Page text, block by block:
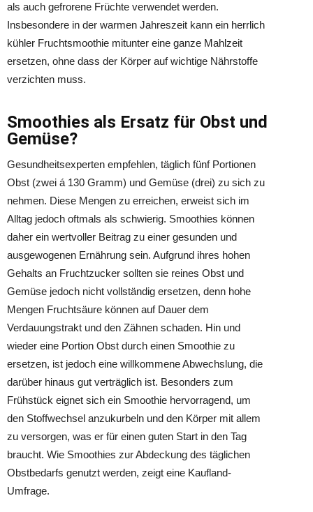
als auch gefrorene Früchte verwendet werden.
Insbesondere in der warmen Jahreszeit kann ein herrlich
kühler Fruchtsmoothie mitunter eine ganze Mahlzeit
ersetzen, ohne dass der Körper auf wichtige Nährstoffe
verzichten muss.
Smoothies als Ersatz für Obst und
Gemüse?
Gesundheitsexperten empfehlen, täglich fünf Portionen
Obst (zwei á 130 Gramm) und Gemüse (drei) zu sich zu
nehmen. Diese Mengen zu erreichen, erweist sich im
Alltag jedoch oftmals als schwierig. Smoothies können
daher ein wertvoller Beitrag zu einer gesunden und
ausgewogenen Ernährung sein. Aufgrund ihres hohen
Gehalts an Fruchtzucker sollten sie reines Obst und
Gemüse jedoch nicht vollständig ersetzen, denn hohe
Mengen Fruchtsäure können auf Dauer dem
Verdauungstrakt und den Zähnen schaden. Hin und
wieder eine Portion Obst durch einen Smoothie zu
ersetzen, ist jedoch eine willkommene Abwechslung, die
darüber hinaus gut verträglich ist. Besonders zum
Frühstück eignet sich ein Smoothie hervorragend, um
den Stoffwechsel anzukurbeln und den Körper mit allem
zu versorgen, was er für einen guten Start in den Tag
braucht. Wie Smoothies zur Abdeckung des täglichen
Obstbedarfs genutzt werden, zeigt eine Kaufland-
Umfrage.